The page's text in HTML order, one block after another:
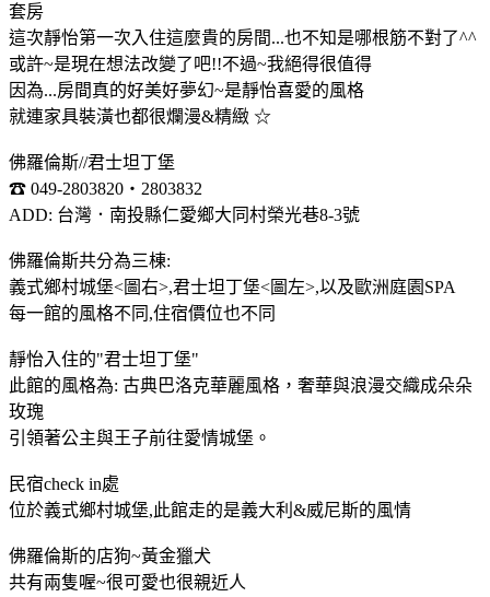
套房
這次靜怡第一次入住這麼貴的房間...也不知是哪根筋不對了^^
或許~是現在想法改變了吧!!不過~我絕得很值得
因為...房間真的好美好夢幻~是靜怡喜愛的風格
就連家具裝潢也都很爛漫&精緻 ☆
佛羅倫斯//君士坦丁堡
☎ 049-2803820‧2803832
ADD: 台灣．南投縣仁愛鄉大同村榮光巷8-3號
佛羅倫斯共分為三棟:
義式鄉村城堡<圖右>,君士坦丁堡<圖左>,以及歐洲庭園SPA
每一館的風格不同,住宿價位也不同
靜怡入住的"君士坦丁堡"
此館的風格為: 古典巴洛克華麗風格，奢華與浪漫交織成朵朵
玫瑰
引領著公主與王子前往愛情城堡。
民宿check in處
位於義式鄉村城堡,此館走的是義大利&威尼斯的風情
佛羅倫斯的店狗~黃金獵犬
共有兩隻喔~很可愛也很親近人